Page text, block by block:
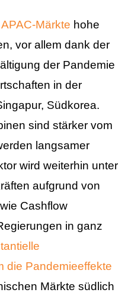
APAC-Märkte hohe
vor allem dank der
der Pandemie
in der
Südkorea.
sind stärker vom
langsamer
wird weiterhin unter
aufgrund von
Cashflow
in ganz
die Pandemieeffekte
Märkte südlich